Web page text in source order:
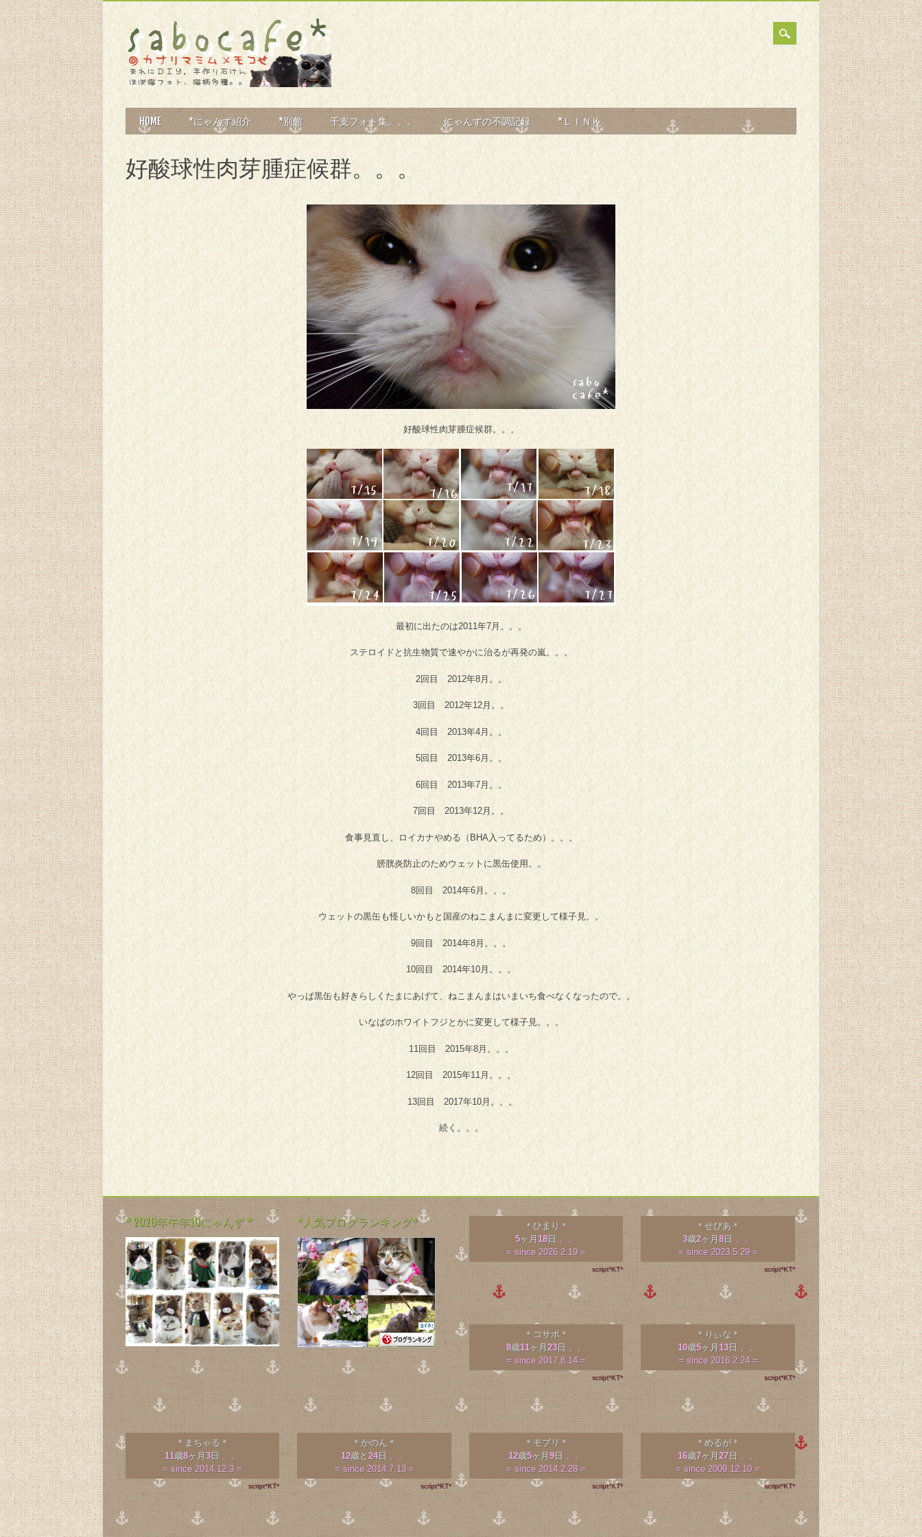
MAIN MENU
content
HOME *にゃんず紹介 *別館 干支フォト集。。。 にゃんずの不調記録 *ＬＩＮＫ
好酸球性肉芽腫症候群。。。
好酸球性肉芽腫症候群。。。
最初に出たのは2011年7月。。。
ステロイドと抗生物質で速やかに治るが再発の嵐。。。
2回目 2012年8月。。
3回目 2012年12月。。
4回目 2013年4月。。
5回目 2013年6月。。
6回目 2013年7月。。
7回目 2013年12月。。
食事見直し、ロイカナやめる（BHA入ってるため）。。。
膀胱炎防止のためウェットに黒缶使用。。
8回目 2014年6月。。。
ウェットの黒缶も怪しいかもと国産のねこまんまに変更して様子見。。
9回目 2014年8月。。。
10回目 2014年10月。。。
やっぱ黒缶も好きらしくたまにあげて、ねこまんまはいまいち食べなくなったので。。
いなばのホワイトフジとかに変更して様子見。。。
11回目 2015年8月。。。
12回目 2015年11月。。。
13回目 2017年10月。。。
続く。。。
* 2026年午年10にゃんず * *人気ブログランキング*
＊ひまり＊
5ヶ月 18日 。。
= since 2026.2.19 =
script*KT*
＊せぴあ＊
3歳2ヶ月8日 。。
= since 2023.5.29 =
script*KT*
＊コサボ＊
8歳11ヶ月23日 。。
= since 2017.8.14 =
script*KT*
＊りぃな＊
10歳5ヶ月 13日 。。
= since 2016.2.24 =
script*KT*
＊まちゃる＊
11歳8ヶ月3日 。。
= since 2014.12.3 =
script*KT*
＊かのん＊
12歳と24日 。。
= since 2014.7.13 =
script*KT*
＊モブリ＊
12歳5ヶ月9日 。。
= since 2014.2.28 =
script*KT*
＊めるが＊
16歳7ヶ月27日 。。
= since 2009.12.10 =
script*KT*